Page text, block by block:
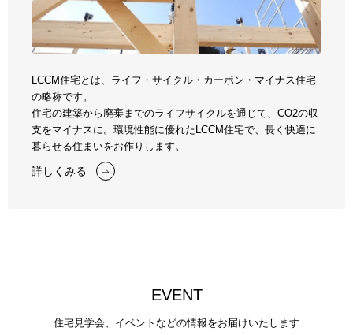
LCCM住宅とは、ライフ・サイクル・カーボン・マイナス住宅
の略称です。
住宅の建築から廃棄までのライフサイクルを通じて、CO2の収
支をマイナスに。 環境性能に優れたLCCM住宅で、長く快適に
暮らせる住まいをお作りします。
詳しくみる
EVENT
住宅見学会、イベントなどの情報をお届けいたします